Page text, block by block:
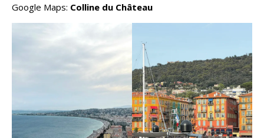
Google Maps: Colline du Château